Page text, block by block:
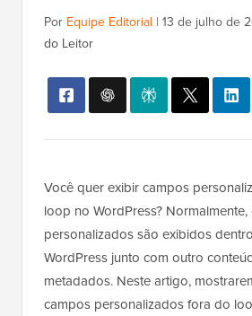
Por Equipe Editorial | 13 de julho de
do Leitor
Você quer exibir campos
loop no WordPress?
personalizados são exibidos
WordPress junto com outro
metadados. Neste artigo,
campos personalizados fora do